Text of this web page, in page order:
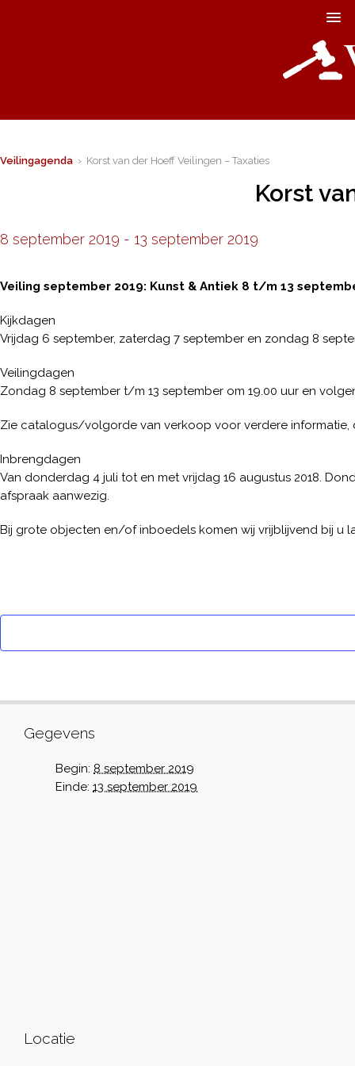
Veilingagenda › Korst van der Hoeff Veilingen – Taxaties
Korst
8 september 2019 - 13 september 2019
Veiling september 2019: Kunst & Antiek 8 t/m 13
Kijkdagen
Vrijdag 6 september, zaterdag 7 september en zondag 8
Veilingdagen
Zondag 8 september t/m 13 september om 19.00 uur en
Zie catalogus/volgorde van verkoop voor verdere informatie,
Inbrengdagen
Van donderdag 4 juli tot en met vrijdag 16 augustus 2018.
afspraak aanwezig.
Bij grote objecten en/of inboedels komen wij vrijblijvend bij u
Gegevens
Begin: 8 september 2019
Einde: 13 september 2019
Locatie